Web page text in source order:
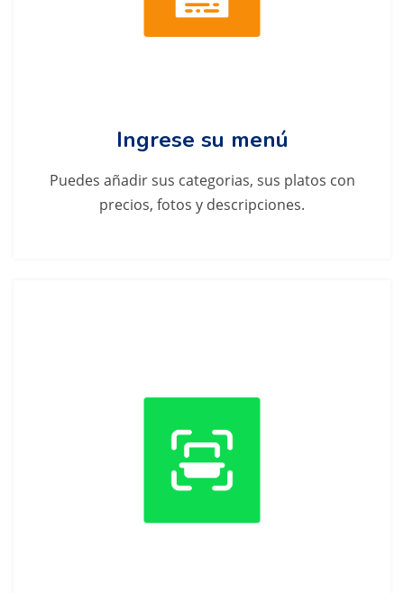
Ingrese su menú
Puedes añadir sus categorias, sus platos con
precios, fotos y descripciones.